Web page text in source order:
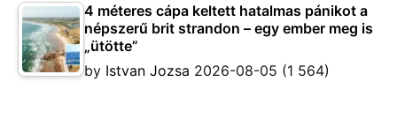
4 méteres cápa keltett hatalmas pánikot a
népszerű brit strandon – egy ember meg is
„ütötte”
by Istvan Jozsa 2026-08-05 (1 564)